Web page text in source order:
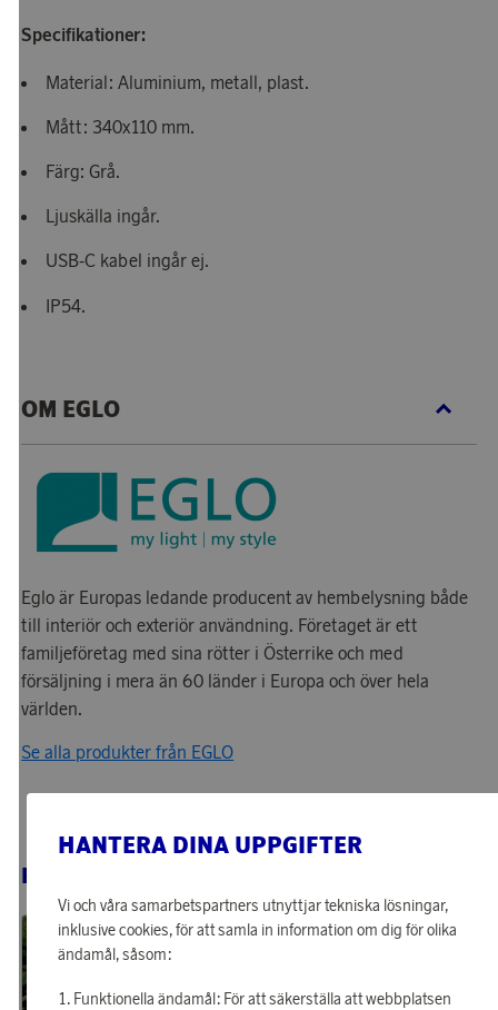
Specifikationer:
Material: Aluminium, metall, plast.
Mått: 340x110 mm.
Färg: Grå.
Ljuskälla ingår.
USB-C kabel ingår ej.
IP54.
OM EGLO
Eglo är Europas ledande producent av hembelysning både
till interiör och exteriör användning. Företaget är ett
familjeföretag med sina rötter i Österrike och med
försäljning i mera än 60 länder i Europa och över hela
världen.
Se alla produkter från EGLO
RELATERADE PRODUKTER
HANTERA DINA UPPGIFTER
Vi och våra samarbetspartners utnyttjar tekniska lösningar,
inklusive cookies, för att samla in information om dig för olika
ändamål, såsom:
Funktionella ändamål: För att säkerställa att webbplatsen